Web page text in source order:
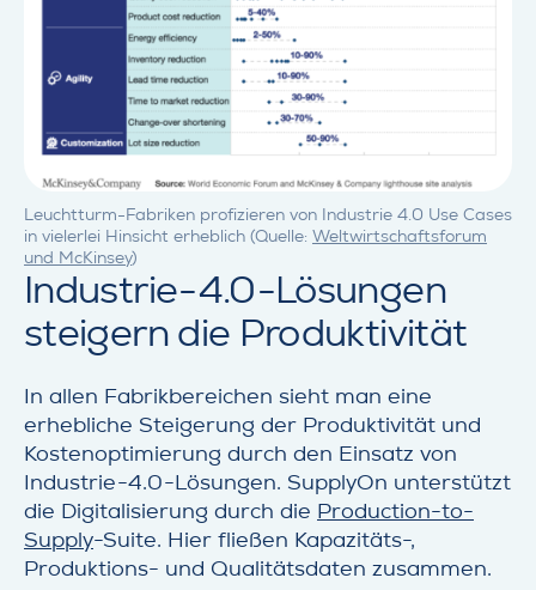
Leuchtturm-Fabriken profizieren von Industrie 4.0 Use Cases
in vielerlei Hinsicht erheblich (Quelle: Weltwirtschaftsforum
und McKinsey)
Industrie-4.0-Lösungen
steigern die Produktivität
In allen Fabrikbereichen sieht man eine
erhebliche Steigerung der Produktivität und
Kostenoptimierung durch den Einsatz von
Industrie-4.0-Lösungen. SupplyOn unterstützt
die Digitalisierung durch die Production-to-
Supply-Suite. Hier fließen Kapazitäts-,
Produktions- und Qualitätsdaten zusammen.